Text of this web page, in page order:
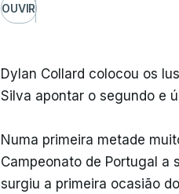
OUVIR
Dylan Collard colocou os
Silva apontar o segundo e
Numa primeira metade
Campeonato de Portugal a
surgiu a primeira ocasião